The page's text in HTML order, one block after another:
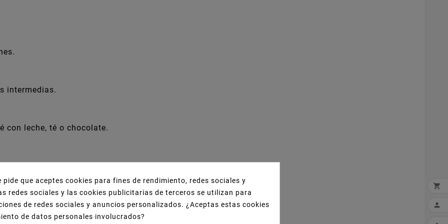
intermedias.
con leche, té o chocolate.
funda adicional. Protege las manos del calor.


pide que aceptes cookies para fines de rendimiento, redes sociales y
redes sociales y las cookies publicitarias de terceros se utilizan para
de redes sociales y anuncios personalizados. ¿Aceptas estas cookies
de datos personales involucrados?